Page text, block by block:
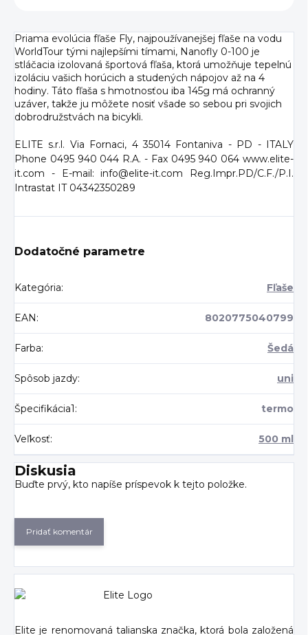
Priama evolúcia fľaše Fly, najpoužívanejšej fľaše na vodu
WorldTour tými najlepšími tímami, Nanofly 0-100 je
stláčacia izolovaná športová fľaša, ktorá umožňuje tepelnú
izoláciu vašich horúcich a studených nápojov až na 4
hodiny. Táto fľaša s hmotnosťou iba 145g má ochranný
uzáver, takže ju môžete nosiť všade so sebou pri svojich
dobrodružstvách na bicykli.
ELITE s.r.l. Via Fornaci, 4 35014 Fontaniva - PD - ITALY
Phone 0495 940 044 R.A. - Fax 0495 940 064 www.elite-
it.com - E-mail: info@elite-it.com Reg.Impr.PD/C.F./P.I.
Intrastat IT 04342350289
Dodatočné parametre
Kategória: Fľaše
EAN : 8020775040799
Farba: Šedá
Spôsob jazdy: uni
Špecifikácia1 : termo
Veľkosť: 500 ml
Diskusia
Buďte prvý, kto napíše príspevok k tejto položke.
Pridať komentár
Elite je renomovaná talianska značka, ktorá bola založená